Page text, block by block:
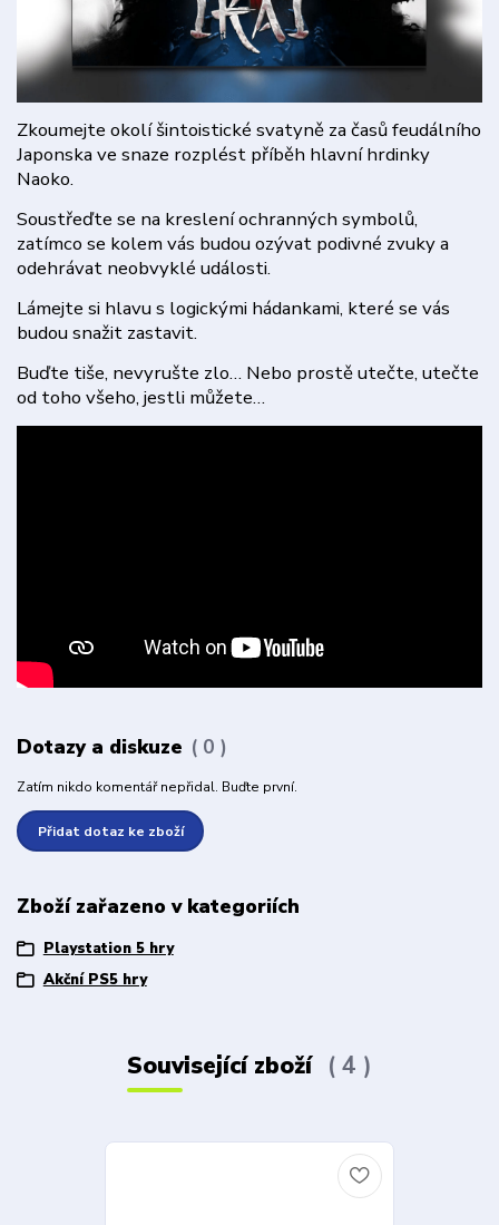
Zkoumejte okolí šintoistické svatyně za časů feudálního
Japonska ve snaze rozplést příběh hlavní hrdinky
Naoko.
Soustřeďte se na kreslení ochranných symbolů,
zatímco se kolem vás budou ozývat podivné zvuky a
odehrávat neobvyklé události.
Lámejte si hlavu s logickými hádankami, které se vás
budou snažit zastavit.
Buďte tiše, nevyrušte zlo… Nebo prostě utečte, utečte
od toho všeho, jestli můžete…
Dotazy a diskuze 0
Zatím nikdo komentář nepřidal. Buďte první.
Přidat dotaz ke zboží
Zboží zařazeno v kategoriích
Playstation 5 hry
Akční PS5 hry
Související zboží 4